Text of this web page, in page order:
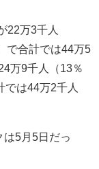
22万3千人
で合計では44万5
万9千人（13％
では44万2千人
5月5日だっ